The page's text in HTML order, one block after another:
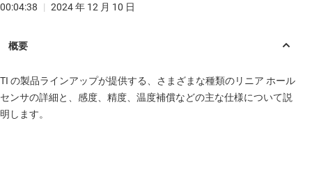
00:04:38 | 2024 年 12 月 10 日
TI の製品ラインアップが提供する、さまざまな種類のリニア ホール
センサの詳細と、感度、精度、温度補償などの主な仕様について説
明します。